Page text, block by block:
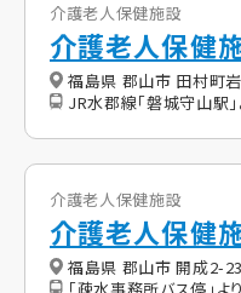
介護老人保健施設
介護老人保健
福島県 郡山市 田村町
JR水郡線「磐城守山駅
介護老人保健施設
介護老人保健
福島県 郡山市 開成2-